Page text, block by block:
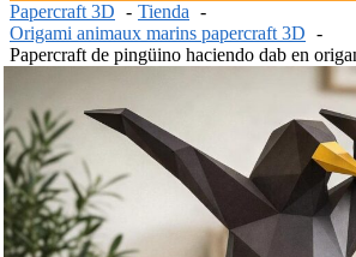
Papercraft 3D
Tienda
Origami animaux marins papercraft 3D
Papercraft de pingüino haciendo dab en